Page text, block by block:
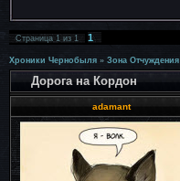
Страница1из1 1
Хроники Чернобыля » Зона Отчуждения
Дорога на Кордон
adamant